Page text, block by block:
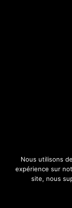
Nous utilisons
expérience sur
site, nous